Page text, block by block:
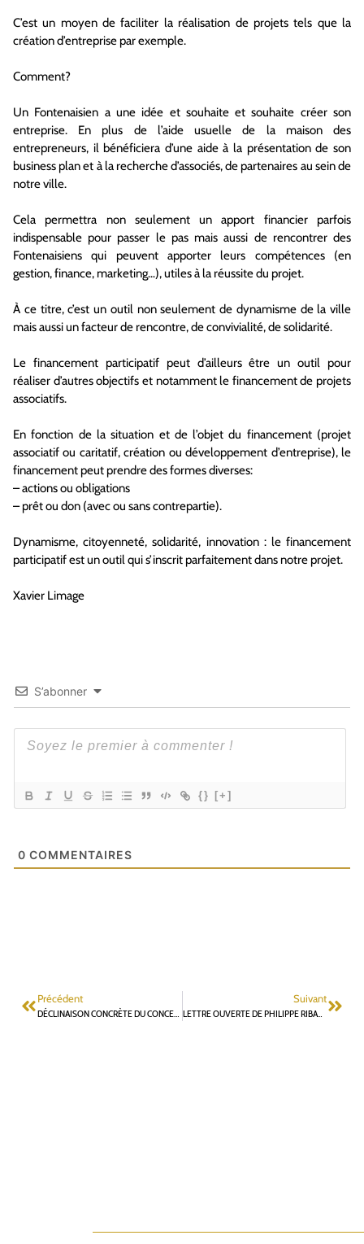
C’est un moyen de faciliter la réalisation de projets tels que la
création d’entreprise par exemple.
Comment?
Un Fontenaisien a une idée et souhaite et souhaite créer son
entreprise. En plus de l’aide usuelle de la maison des
entrepreneurs, il bénéficiera d’une aide à la présentation de son
business plan et à la recherche d’associés, de partenaires au sein de
notre ville.
Cela permettra non seulement un apport financier parfois
indispensable pour passer le pas mais aussi de rencontrer des
Fontenaisiens qui peuvent apporter leurs compétences (en
gestion, finance, marketing…), utiles à la réussite du projet.
À ce titre, c’est un outil non seulement de dynamisme de la ville
mais aussi un facteur de rencontre, de convivialité, de solidarité.
Le financement participatif peut d’ailleurs être un outil pour
réaliser d’autres objectifs et notamment le financement de projets
associatifs.
En fonction de la situation et de l’objet du financement (projet
associatif ou caritatif, création ou développement d’entreprise), le
financement peut prendre des formes diverses:
– actions ou obligations
– prêt ou don (avec ou sans contrepartie).
Dynamisme, citoyenneté, solidarité, innovation : le financement
participatif est un outil qui s’inscrit parfaitement dans notre projet.
Xavier Limage
S’abonner
{} [+]
0 COMMENTAIRES
Précédent Suivant
LETTRE OUVERTE DE PHILIPPE RIBATTO, MAIRE ADJOINT LR DE FONTENAY-AUX-ROSES